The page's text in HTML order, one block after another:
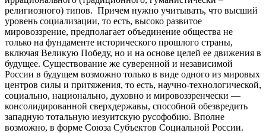
религиозного) типов. Причем нужно учитывать, что высший
уровень социализации, то есть, высоко развитое
мировоззрение, предполагает объединение общества не
только на фундаменте исторического прошлого страны,
включая Великую Победу, но и на основе целей ее движения в
будущее. Существование же суверенной и независимой
России в будущем возможно только в виде одного из мировых
центров силы и притяжения, то есть, научно-технологической,
социально, национально, духовно и мировоззренчески —
консолидированной сверхдержавы, способной обезвредить
западную тотальную иезуитскую русофобию. Вполне
возможно, в форме Союза Субъектов Социальной России.